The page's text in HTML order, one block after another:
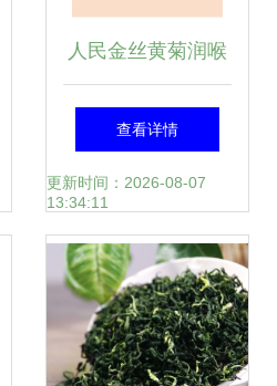
人民金丝黄菊润喉
茶饮品小包装糖块
冲饮蜂蜜菊花冰糖
查看详情
更新时间：2026-08-07
13:34:11